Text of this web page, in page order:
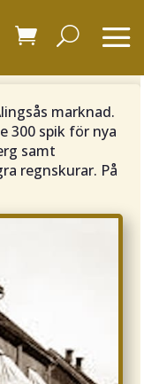
marknad.
300 spik för nya
samt
regnskurar. På